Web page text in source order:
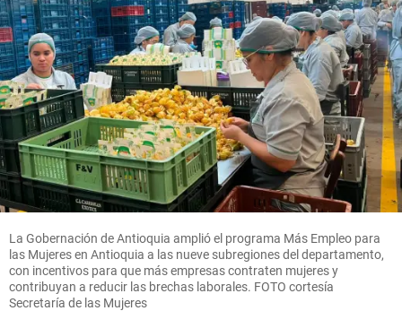
La Gobernación de Antioquia amplió el programa Más Empleo para
las Mujeres en Antioquia a las nueve subregiones del departamento,
con incentivos para que más empresas contraten mujeres y
contribuyan a reducir las brechas laborales. FOTO cortesía
Secretaría de las Mujeres